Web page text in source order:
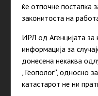
ќе отпочне постапка
законитоста на
ИРЛ од Агенцијата за
информација за
донесена некаква
„Геополог“, односно
катастарот не ни